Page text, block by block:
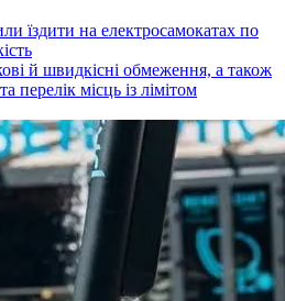
їздити на електросамокатах по
й швидкісні обмеження, а також
перелік місць із лімітом